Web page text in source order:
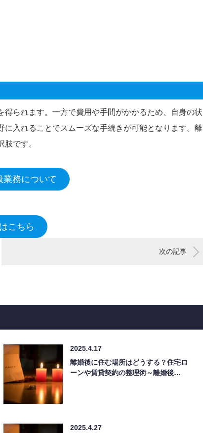
られます。一方で費用や手間がかかるため、自身の状
入れることでスムーズな手続きが可能となります。離
です。
業務について
こちら
次の記事
2025.4.17
離婚後に住む場所はどうする？住宅ロ
ーンや賃貸契約の整理術～離婚後…
2025.4.27